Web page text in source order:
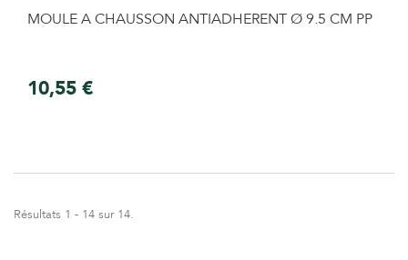
MOULE A CHAUSSON ANTIADHERENT Ø 9.5 CM PP
10,55 €
Résultats 1 - 14 sur 14.